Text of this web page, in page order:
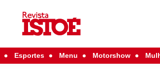
Esportes Menu Motorshow